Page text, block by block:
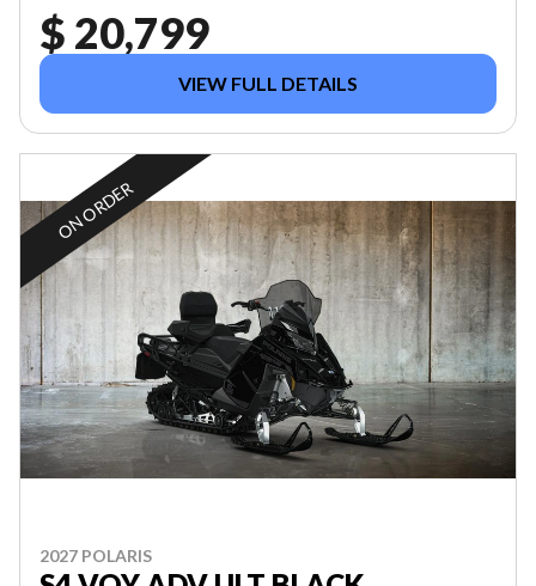
$ 20,799
VIEW FULL DETAILS
ON ORDER
2027 POLARIS